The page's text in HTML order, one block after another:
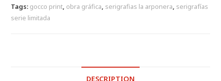
Tags: gocco print, obra gráfica, serigrafias la arponera, serigrafías
serie limitada
DESCRIPTION